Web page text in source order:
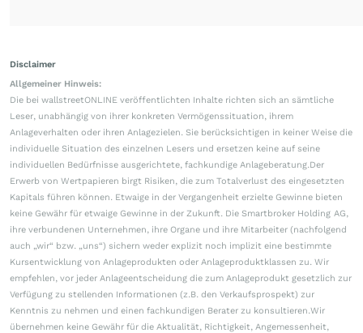
Disclaimer
Allgemeiner Hinweis:
Die bei wallstreetONLINE veröffentlichten Inhalte richten sich an sämtliche
Leser, unabhängig von ihrer konkreten Vermögenssituation, ihrem
Anlageverhalten oder ihren Anlagezielen. Sie berücksichtigen in keiner Weise die
individuelle Situation des einzelnen Lesers und ersetzen keine auf seine
individuellen Bedürfnisse ausgerichtete, fachkundige Anlageberatung.Der
Erwerb von Wertpapieren birgt Risiken, die zum Totalverlust des eingesetzten
Kapitals führen können. Etwaige in der Vergangenheit erzielte Gewinne bieten
keine Gewähr für etwaige Gewinne in der Zukunft. Die Smartbroker Holding AG,
ihre verbundenen Unternehmen, ihre Organe und ihre Mitarbeiter (nachfolgend
auch „wir“ bzw. „uns“) sichern weder explizit noch implizit eine bestimmte
Kursentwicklung von Anlageprodukten oder Anlageproduktklassen zu. Wir
empfehlen, vor jeder Anlageentscheidung die zum Anlageprodukt gesetzlich zur
Verfügung zu stellenden Informationen (z.B. den Verkaufsprospekt) zur
Kenntnis zu nehmen und einen fachkundigen Berater zu konsultieren.Wir
übernehmen keine Gewähr für die Aktualität, Richtigkeit, Angemessenheit,